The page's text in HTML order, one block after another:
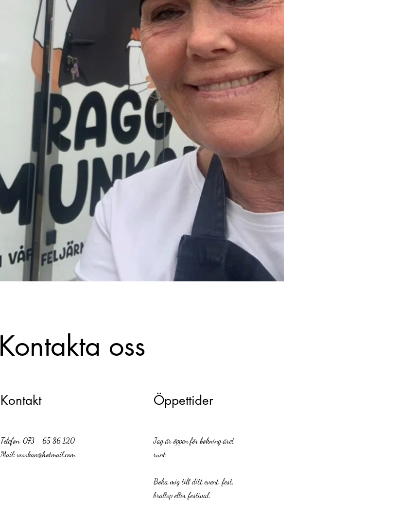
Kontakta oss
Kontakt Öppettider
Telefon: 073 - 65 86 120
Mail: wookan@hotmail.com
Jag är öppen för bokning året
runt
Boka mig till ditt event, fest,
brällop eller festival.